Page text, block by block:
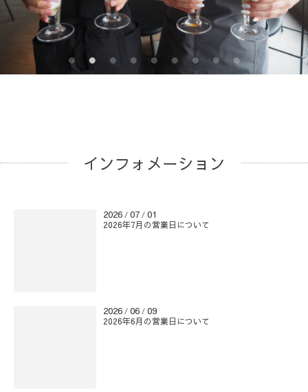
インフォメーション
2026 / 07 / 01
2026年7月の営業日について
2026 / 06 / 09
2026年6月の営業日について